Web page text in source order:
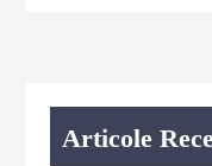
Articole